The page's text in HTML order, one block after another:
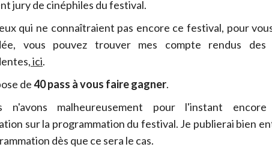
jury de cinéphiles du festival.
qui ne connaîtraient pas encore ce festival, pour
vous pouvez trouver mes compte rendus des
, ici.
de40 pass à vous faire gagner.
n'avons malheureusement pour l'instant encore
sur la programmation du festival. Je publierai bien
dès que ce sera le cas.